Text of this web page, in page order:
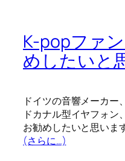
K-popファ
めしたいと
ドイツの音響メーカー
ドカナル型イヤフォン
お勧めしたいと思います
(さらに…)